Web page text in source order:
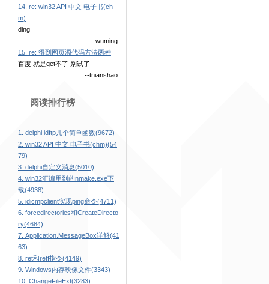
14. re: win32 API 中文 电子书(ch
m)
ding
--wuming
15. re: 得到网页源代码方法两种
百度 就是get不了 别试了
--tnianshao
阅读排行榜
1. delphi idftp几个简单函数(9672)
2. win32 API 中文 电子书(chm)(54
79)
3. delphi自定义消息(5010)
4. win32汇编用到的nmake.exe下
载(4938)
5. idicmpclient实现ping命令(4711)
6. forcedirectories和CreateDirecto
ry(4684)
7. Application.MessageBox详解(41
63)
8. ret和retf指令(4149)
9. Windows内存映像文件(3343)
10. ChangeFileExt(3283)